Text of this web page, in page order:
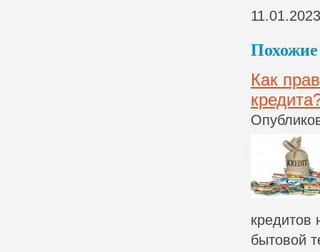
11.01.2023
Похожие
Как
кредитов
бытовой